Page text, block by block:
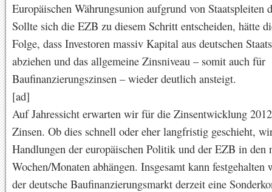
Europäischen Währungsunion aufgrund von Staatspleiten
Sollte sich die EZB zu diesem Schritt entscheiden, hätte
Folge, dass Investoren massiv Kapital aus deutschen
abziehen und das allgemeine Zinsniveau – somit auch für
Baufinanzierungszinsen – wieder deutlich ansteigt.
[ad]
Auf Jahressicht erwarten wir für die Zinsentwicklung
Zinsen. Ob dies schnell oder eher langfristig geschieht,
Handlungen der europäischen Politik und der EZB in den
Wochen/Monaten abhängen. Insgesamt kann festgehalten
der deutsche Baufinanzierungsmarkt derzeit eine